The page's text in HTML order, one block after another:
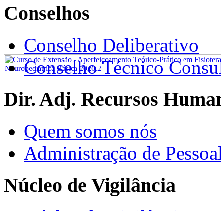
Conselhos
Conselho Deliberativo
Conselho Técnico
Dir. Adj. Recursos
Quem somos nós
Administração de
Núcleo de Vigilância